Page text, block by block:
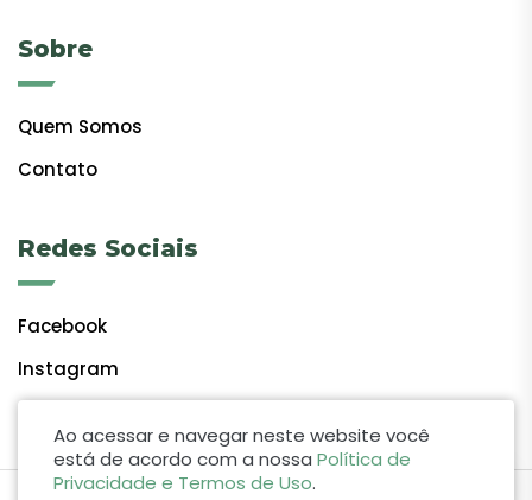
Sobre
Quem Somos
Contato
Redes Sociais
Facebook
Instagram
Ao acessar e navegar neste website você
está de acordo com a nossa Política de
Privacidade e Termos de Uso.